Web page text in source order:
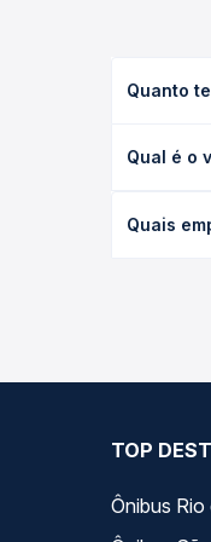
Quanto
executivo
Qual é o
de
Quais
TOP
Ônibus Rio